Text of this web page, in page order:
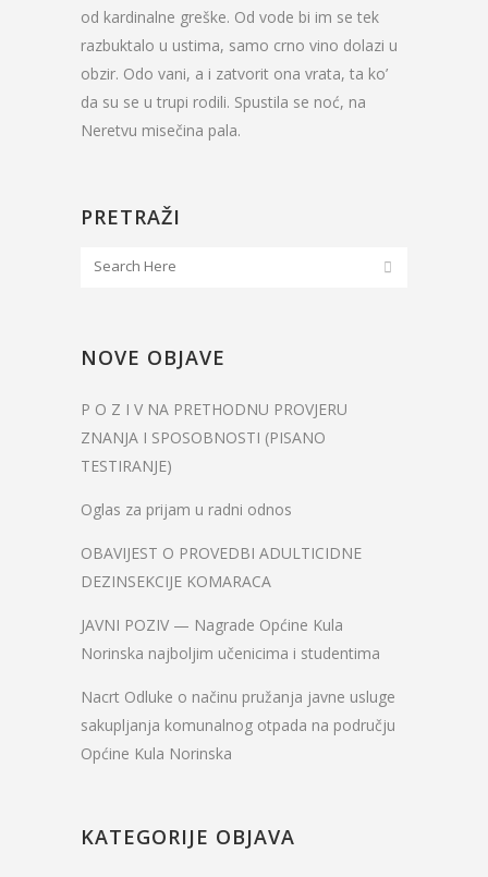
od kardinalne greške. Od vode bi im se tek
razbuktalo u ustima, samo crno vino dolazi u
obzir. Odo vani, a i zatvorit ona vrata, ta ko’
da su se u trupi rodili. Spustila se noć, na
Neretvu misečina pala.
PRETRAŽI
NOVE OBJAVE
P O Z I V NA PRETHODNU PROVJERU
ZNANJA I SPOSOBNOSTI (PISANO
TESTIRANJE)
Oglas za prijam u radni odnos
OBAVIJEST O PROVEDBI ADULTICIDNE
DEZINSEKCIJE KOMARACA
JAVNI POZIV — Nagrade Općine Kula
Norinska najboljim učenicima i studentima
Nacrt Odluke o načinu pružanja javne usluge
sakupljanja komunalnog otpada na području
Općine Kula Norinska
KATEGORIJE OBJAVA